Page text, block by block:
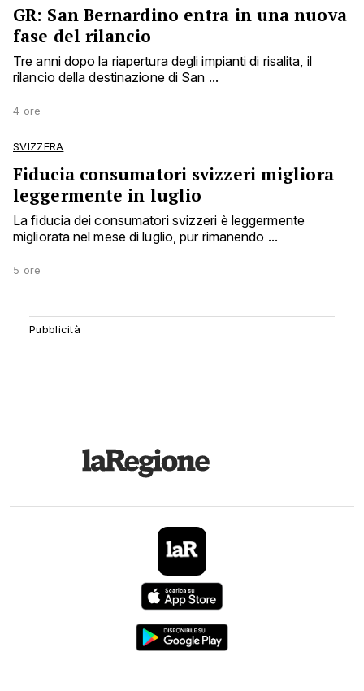
GR: San Bernardino entra in una nuova
fase del rilancio
Tre anni dopo la riapertura degli impianti di risalita, il
rilancio della destinazione di San ...
4 ore
SVIZZERA
Fiducia consumatori svizzeri migliora
leggermente in luglio
La fiducia dei consumatori svizzeri è leggermente
migliorata nel mese di luglio, pur rimanendo ...
5 ore